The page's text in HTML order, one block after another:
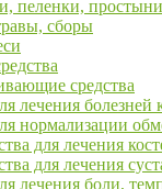
пеленки, простыни
сборы
средства
лечения болезней
нормализации
для лечения
для лечения
лечения боли,